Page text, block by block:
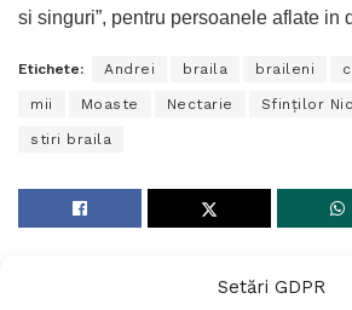
Setări GDPR
si singuri”, pentru persoanele aflate in
Etichete: Andrei braila braileni
mii Moaste Nectarie Sfinţilor
stiri braila